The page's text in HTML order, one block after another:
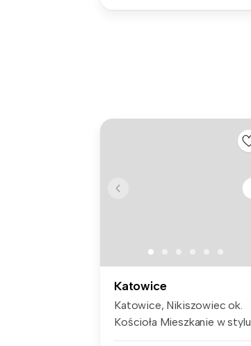
Katowice
Katowice, Nikiszowiec ok.
Kościoła Mieszkanie w stylu